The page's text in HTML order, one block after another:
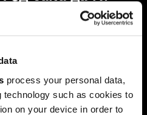
process your personal data,
technology such as cookies to
on your device in order to
- пазарот го чека
агендата за намалување на
Бјеговиќ од „Аркомина
за тоа ќе мора да ги